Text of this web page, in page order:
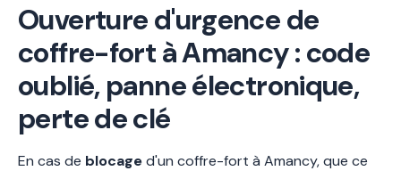
Ouverture d'urgence de
coffre-fort à Amancy : code
oublié, panne électronique,
perte de clé
En cas de blocaged'un coffre-fort à Amancy, que ce